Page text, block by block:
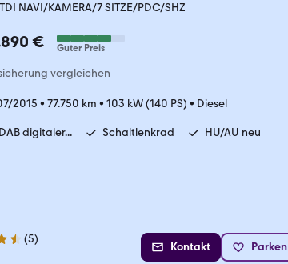
NAVI/KAMERA/7 SITZE/PDC/SHZ
€ Guter Preis
vergleichen
2015 • 77.750 km • 103 kW (140 PS) • Diesel
DAB digitaler... Schaltlenkrad HU/AU neu
(5)
Kontakt Parken